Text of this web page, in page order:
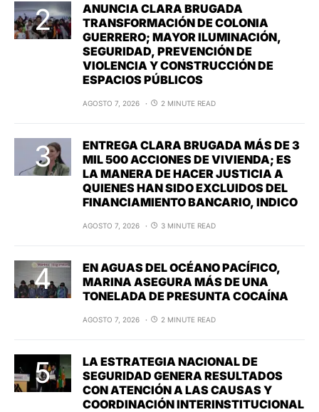
ANUNCIA CLARA BRUGADA
TRANSFORMACIÓN DE COLONIA
GUERRERO; MAYOR ILUMINACIÓN,
SEGURIDAD, PREVENCIÓN DE
VIOLENCIA Y CONSTRUCCIÓN DE
ESPACIOS PÚBLICOS
AGOSTO 7, 2026 2 MINUTE READ
ENTREGA CLARA BRUGADA MÁS DE 3
MIL 500 ACCIONES DE VIVIENDA; ES
LA MANERA DE HACER JUSTICIA A
QUIENES HAN SIDO EXCLUIDOS DEL
FINANCIAMIENTO BANCARIO, INDICO
AGOSTO 7, 2026 3 MINUTE READ
EN AGUAS DEL OCÉANO PACÍFICO,
MARINA ASEGURA MÁS DE UNA
TONELADA DE PRESUNTA COCAÍNA
AGOSTO 7, 2026 2 MINUTE READ
LA ESTRATEGIA NACIONAL DE
SEGURIDAD GENERA RESULTADOS
CON ATENCIÓN A LAS CAUSAS Y
COORDINACIÓN INTERINSTITUCIONAL